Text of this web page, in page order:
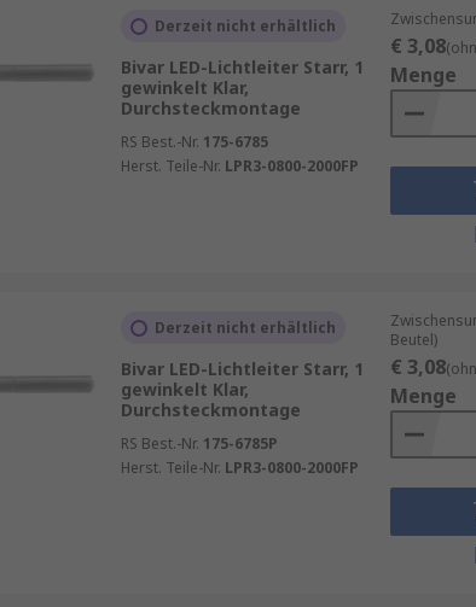
passend zu einer Lichtleitung angepasst
an die Montage die richtigen LED Licht-
Derzeit nicht erhältlich
Bivar LED-Lichtleiter Starr, 1
gewinkelt Klar,
Durchsteckmontage
RS Best.-Nr. 175-6785
Herst. Teile-Nr. LPR3-0800-2000FP
€ 3,08
Menge
Derzeit nicht erhältlich
Bivar LED-Lichtleiter Starr, 1
gewinkelt Klar,
Durchsteckmontage
RS Best.-Nr. 175-6785P
Herst. Teile-Nr. LPR3-0800-2000FP
Beutel)
€ 3,08
Menge